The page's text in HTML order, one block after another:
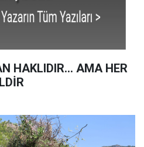
HAKLIDIR… AMA HER